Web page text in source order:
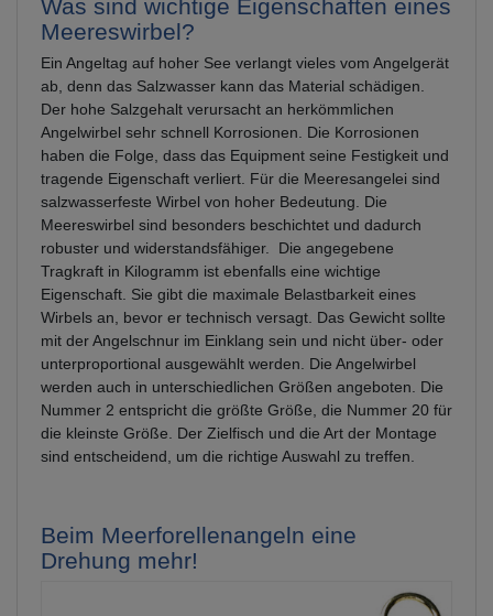
Was sind wichtige Eigenschaften eines
Meereswirbel?
Ein Angeltag auf hoher See verlangt vieles vom Angelgerät
ab, denn das Salzwasser kann das Material schädigen.
Der hohe Salzgehalt verursacht an herkömmlichen
Angelwirbel sehr schnell Korrosionen. Die Korrosionen
haben die Folge, dass das Equipment seine Festigkeit und
tragende Eigenschaft verliert. Für die Meeresangelei sind
salzwasserfeste Wirbel von hoher Bedeutung. Die
Meereswirbel sind besonders beschichtet und dadurch
robuster und widerstandsfähiger. Die angegebene
Tragkraft in Kilogramm ist ebenfalls eine wichtige
Eigenschaft. Sie gibt die maximale Belastbarkeit eines
Wirbels an, bevor er technisch versagt. Das Gewicht sollte
mit der Angelschnur im Einklang sein und nicht über- oder
unterproportional ausgewählt werden. Die Angelwirbel
werden auch in unterschiedlichen Größen angeboten. Die
Nummer 2 entspricht die größte Größe, die Nummer 20 für
die kleinste Größe. Der Zielfisch und die Art der Montage
sind entscheidend, um die richtige Auswahl zu treffen.
Beim Meerforellenangeln eine
Drehung mehr!